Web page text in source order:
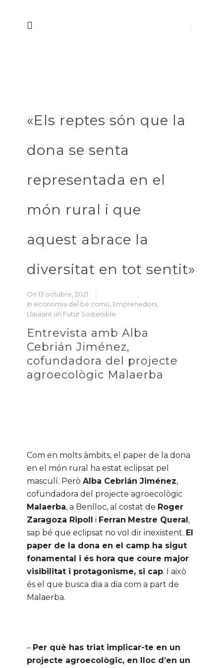
«Els reptes són que la
dona se senta
representada en el
món rural i que
aquest abrace la
diversitat en tot sentit»
On 13 octubre, 2021
In economia del bé comú Emprenedors
Llaurant un Futur Sostenible
Entrevista amb Alba
Cebrián Jiménez,
cofundadora del projecte
agroecològic Malaerba
Com en molts àmbits, el paper de la dona
en el món rural ha estat eclipsat pel
masculí. Però Alba Cebrián Jiménez,
cofundadora del projecte agroecològic
Malaerba, a Benlloc, al costat de Roger
Zaragoza Ripoll i Ferran Mestre Queral,
sap bé que eclipsat no vol dir inexistent. El
paper de la dona en el camp ha sigut
fonamental i és hora que coure major
visibilitat i protagonisme, si cap. I això
és el que busca dia a dia com a part de
Malaerba.
– Per què has triat implicar-te en un
projecte agroecològic, en lloc d’en un